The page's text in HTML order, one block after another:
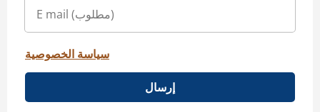
سياسة الخصوصية
إرسال